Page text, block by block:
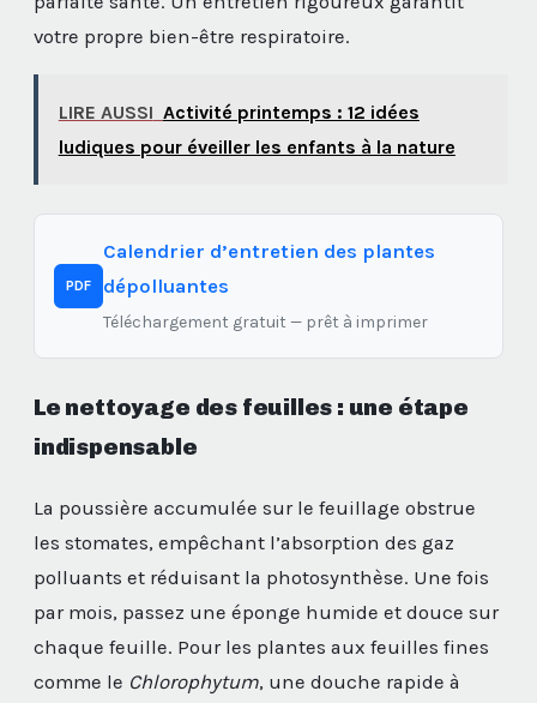
votre propre bien-être respiratoire.
LIRE AUSSI Activité printemps : 12 idées
ludiques pour éveiller les enfants à la nature
PDF
Calendrier d’entretien des plantes
dépolluantes
Téléchargement gratuit — prêt à imprimer
Le nettoyage des feuilles : une étape
indispensable
La poussière accumulée sur le feuillage obstrue
les stomates, empêchant l’absorption des gaz
polluants et réduisant la photosynthèse. Une fois
par mois, passez une éponge humide et douce sur
chaque feuille. Pour les plantes aux feuilles fines
comme le Chlorophytum, une douche rapide à